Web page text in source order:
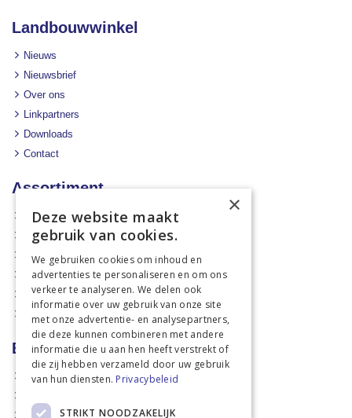
Landbouwwinkel
Nieuws
Nieuwsbrief
Over ons
Linkpartners
Downloads
Contact
Assortiment
Aanbiedingen
Mechanisatie
Stal & Erf
Weidetechniek
Dierbenodigdheden
Actiefolders
Betalen en verzenden
Hoe bestellen?
Afhaalmogelijkheden
×
Deze website maakt
gebruik van cookies.
We gebruiken cookies om inhoud en
advertenties te personaliseren en om ons
verkeer te analyseren. We delen ook
informatie over uw gebruik van onze site
met onze advertentie- en analysepartners,
die deze kunnen combineren met andere
informatie die u aan hen heeft verstrekt of
die zij hebben verzameld door uw gebruik
van hun diensten. Privacybeleid
STRIKT NOODZAKELIJK